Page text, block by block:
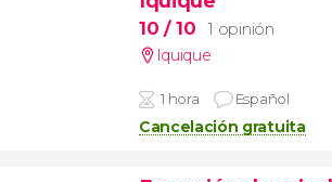
10 / 10
1 opinión
Iquique
1 hora Español
Cancelación gratuita